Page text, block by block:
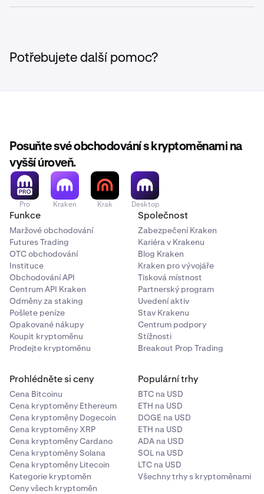
Potřebujete další pomoc?
Posuňte své obchodování s kryptoměnami na
vyšší úroveň.
Pro Kraken Krak Desktop
Funkce
Maržové obchodování
Futures Trading
OTC obchodování
Instituce
Obchodování API
Centrum API Kraken
Odměny za staking
Pošlete peníze
Opakované nákupy
Koupit kryptoměnu
Prodejte kryptoměnu
Společnost
Zabezpečení Kraken
Kariéra v Krakenu
Blog Kraken
Kraken pro vývojáře
Tisková místnost
Partnerský program
Uvedení aktiv
Stav Krakenu
Centrum podpory
Stížnosti
Breakout Prop Trading
Prohlédněte si ceny
Cena Bitcoinu
Cena kryptoměny Ethereum
Cena kryptoměny Dogecoin
Cena kryptoměny XRP
Cena kryptoměny Cardano
Cena kryptoměny Solana
Cena kryptoměny Litecoin
Kategorie kryptoměn
Ceny všech kryptoměn
Populární trhy
BTC na USD
ETH na USD
DOGE na USD
ETH na USD
ADA na USD
SOL na USD
LTC na USD
Všechny trhy s kryptoměnami